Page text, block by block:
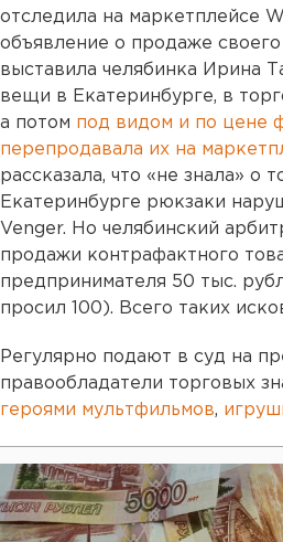
отследила на маркетплейсе
объявление о продаже
выставила челябинка Ирина
вещи в Екатеринбурге, в
а потом под видом и по цене
перепродавала их на
рассказала, что «не знала» о
Екатеринбурге рюкзаки
Venger. Но челябинский
продажи контрафактного
предпринимателя 50 тыс.
просил 100). Всего таких
Регулярно подают в суд на
правообладатели торговых
героями мультфильмов,